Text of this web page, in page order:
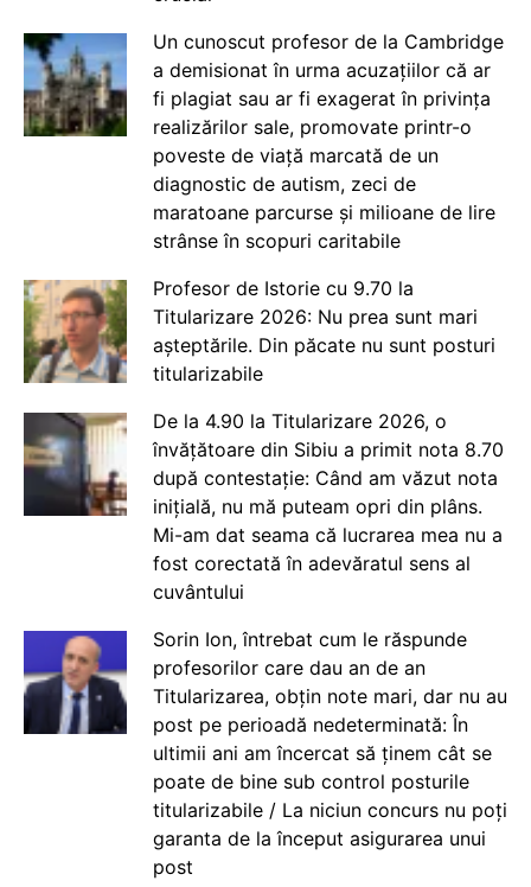
Un cunoscut profesor de la Cambridge
a demisionat în urma acuzațiilor că ar
fi plagiat sau ar fi exagerat în privința
realizărilor sale, promovate printr-o
poveste de viață marcată de un
diagnostic de autism, zeci de
maratoane parcurse și milioane de lire
strânse în scopuri caritabile
Profesor de Istorie cu 9.70 la
Titularizare 2026: Nu prea sunt mari
așteptările. Din păcate nu sunt posturi
titularizabile
De la 4.90 la Titularizare 2026, o
învățătoare din Sibiu a primit nota 8.70
după contestație: Când am văzut nota
inițială, nu mă puteam opri din plâns.
Mi-am dat seama că lucrarea mea nu a
fost corectată în adevăratul sens al
cuvântului
Sorin Ion, întrebat cum le răspunde
profesorilor care dau an de an
Titularizarea, obțin note mari, dar nu au
post pe perioadă nedeterminată: În
ultimii ani am încercat să ținem cât se
poate de bine sub control posturile
titularizabile / La niciun concurs nu poți
garanta de la început asigurarea unui
post